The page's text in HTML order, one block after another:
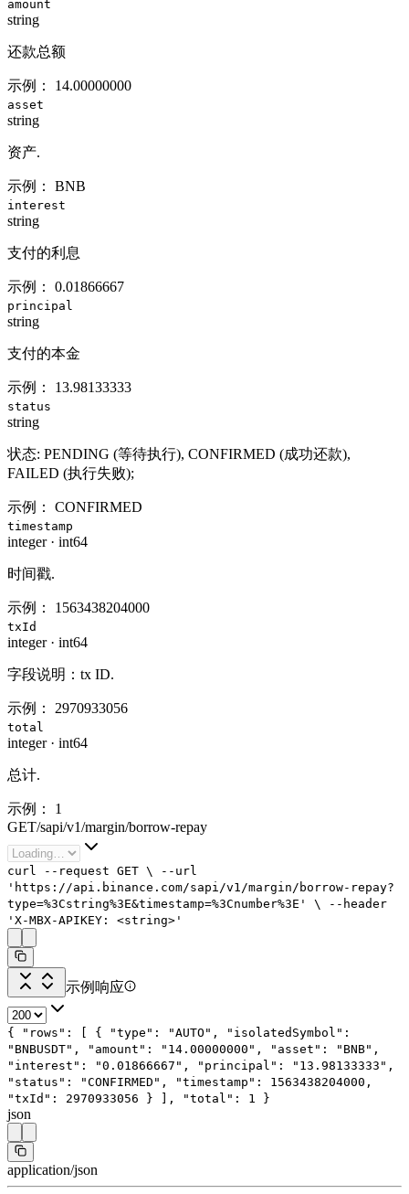
amount
string
还款总额
示例： 14.00000000
asset
string
资产.
示例： BNB
interest
string
支付的利息
示例： 0.01866667
principal
string
支付的本金
示例： 13.98133333
status
string
状态: PENDING (等待执行), CONFIRMED (成功还款),
FAILED (执行失败);
示例： CONFIRMED
timestamp
integer· int64
时间戳.
示例： 1563438204000
txId
integer· int64
字段说明：tx ID.
示例： 2970933056
total
integer· int64
总计.
示例：
1
GET/sapi/v1/margin/borrow-repay
curl --request GET \
--url
'https://api.binance.com/sapi/v1/margin/borrow-repay?
type=%3Cstring%3E&timestamp=%3Cnumber%3E'
\
--header
'X-MBX-APIKEY: <string>'
示例响应
{ "rows" : [ { "type" : "AUTO" , "isolatedSymbol" :
"BNBUSDT" , "amount" : "14.00000000" , "asset" : "BNB" ,
"interest" : "0.01866667" , "principal" : "13.98133333" ,
"status" : "CONFIRMED" , "timestamp" : 1563438204000 ,
"txId" : 2970933056 } ], "total" : 1 }
json
application/json